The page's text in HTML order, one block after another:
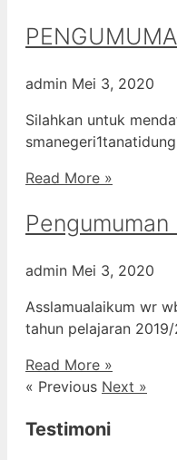
admin Mei 3, 2020
Silahkan untuk
Read More »
admin Mei 3, 2020
Asslamualaikum wr
tahun pelajaran
Read More »
« Previous Next »
Testimoni